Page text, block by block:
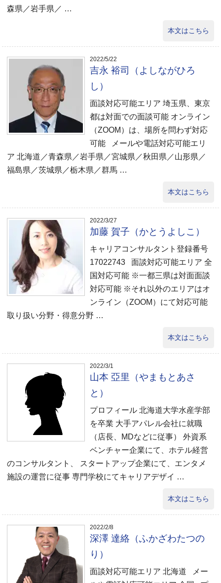
森県／岩手県／ …
本文はこちら
2022/5/22
吉永 裕司（よしながひろ
し）
面談対応可能エリア 埼玉県、東京
都は対面での面談可能 オンライン
（ZOOM）は、場所を問わず対応
可能 メールや電話対応可能エリ
ア 北海道／青森県／岩手県／宮城県／秋田県／山形県／
福島県／茨城県／栃木県／群馬 …
本文はこちら
2022/3/27
加藤 賀子（かとうよしこ）
キャリアコンサルタント登録番号
17022743 面談対応可能エリア 全
国対応可能 ※一都三県は対面面談
対応可能 ※それ以外のエリアはオ
ンライン（ZOOM）にて対応可能
取り扱い分野・得意分野 …
本文はこちら
2022/3/1
山本 亞里（やまもとあさ
と）
プロフィール 北海道大学水産学部
を卒業 大手アパレル会社に就職
（店長、MDなどに従事） 外資系
ベンチャー企業にて、ホテル経営
のコンサルタント、 スタートアップ企業にて、エンタメ
施設の運営に従事 専門学校にてキャリアデザイ …
本文はこちら
2022/2/8
深澤 達絡（ふかざわたつの
り）
面談対応可能エリア 北海道 メー